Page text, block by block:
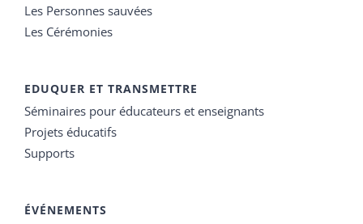
Les Personnes sauvées
Les Cérémonies
EDUQUER ET TRANSMETTRE
Séminaires pour éducateurs et enseignants
Projets éducatifs
Supports
ÉVÉNEMENTS